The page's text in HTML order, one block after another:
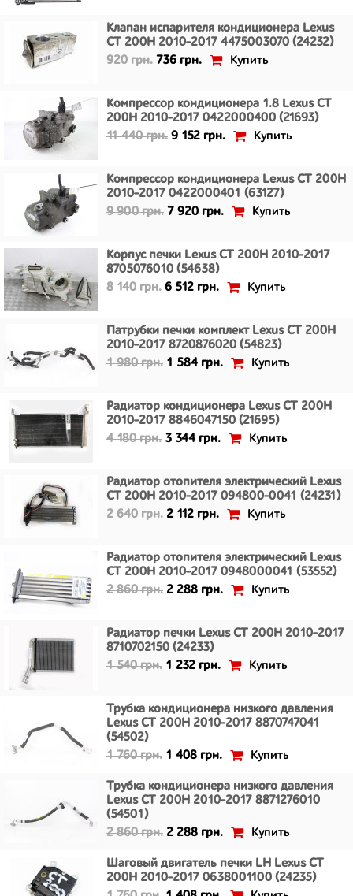
Клапан испарителя кондиционера Lexus
CT 200H 2010-2017 4475003070 (24232)
920 грн. 736 грн. Купить
Компрессор кондиционера 1.8 Lexus CT
200H 2010-2017 0422000400 (21693)
11 440 грн. 9 152 грн. Купить
Компрессор кондиционера Lexus CT 200H
2010-2017 0422000401 (63127)
9 900 грн. 7 920 грн. Купить
Корпус печки Lexus CT 200H 2010-2017
8705076010 (54638)
8 140 грн. 6 512 грн. Купить
Патрубки печки комплект Lexus CT 200H
2010-2017 8720876020 (54823)
1 980 грн. 1 584 грн. Купить
Радиатор кондиционера Lexus CT 200H
2010-2017 8846047150 (21695)
4 180 грн. 3 344 грн. Купить
Радиатор отопителя электрический Lexus
CT 200H 2010-2017 094800-0041 (24231)
2 640 грн. 2 112 грн. Купить
Радиатор отопителя электрический Lexus
CT 200H 2010-2017 0948000041 (53552)
2 860 грн. 2 288 грн. Купить
Радиатор печки Lexus CT 200H 2010-2017
8710702150 (24233)
1 540 грн. 1 232 грн. Купить
Трубка кондиционера низкого давления
Lexus CT 200H 2010-2017 8870747041
(54502)
1 760 грн. 1 408 грн. Купить
Трубка кондиционера низкого давления
Lexus CT 200H 2010-2017 8871276010
(54501)
2 860 грн. 2 288 грн. Купить
Шаговый двигатель печки LH Lexus CT
200H 2010-2017 0638001100 (24235)